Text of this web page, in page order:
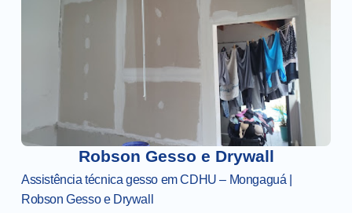
Robson Gesso e Drywall
Assistência técnica gesso em CDHU – Mongaguá |
Robson Gesso e Drywall